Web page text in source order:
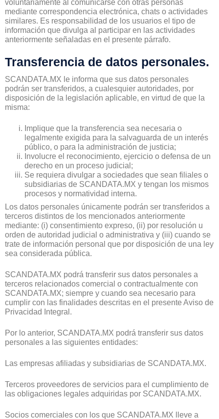
voluntariamente al comunicarse con otras personas
mediante correspondencia electrónica, chats o actividades
similares. Es responsabilidad de los usuarios el tipo de
información que divulga al participar en las actividades
anteriormente señaladas en el presente párrafo.
Transferencia de datos personales.
SCANDATA.MX le informa que sus datos personales
podrán ser transferidos, a cualesquier autoridades, por
disposición de la legislación aplicable, en virtud de que la
misma:
Implique que la transferencia sea necesaria o
legalmente exigida para la salvaguarda de un interés
público, o para la administración de justicia;
Involucre el reconocimiento, ejercicio o defensa de un
derecho en un proceso judicial;
Se requiera divulgar a sociedades que sean filiales o
subsidiarias de SCANDATA.MX y tengan los mismos
procesos y normatividad interna.
Los datos personales únicamente podrán ser transferidos a
terceros distintos de los mencionados anteriormente
mediante: (i) consentimiento expreso, (ii) por resolución u
orden de autoridad judicial o administrativa y (iii) cuando se
trate de información personal que por disposición de una ley
sea considerada pública.
SCANDATA.MX podrá transferir sus datos personales a
terceros relacionados comercial o contractualmente con
SCANDATA.MX; siempre y cuando sea necesario para
cumplir con las finalidades descritas en el presente Aviso de
Privacidad Integral.
Por lo anterior, SCANDATA.MX podrá transferir sus datos
personales a las siguientes entidades:
Las empresas afiliadas y subsidiarias de SCANDATA.MX.
Terceros proveedores de servicios para el cumplimiento de
las obligaciones legales adquiridas por SCANDATA.MX.
Socios comerciales con los que SCANDATA.MX lleve a